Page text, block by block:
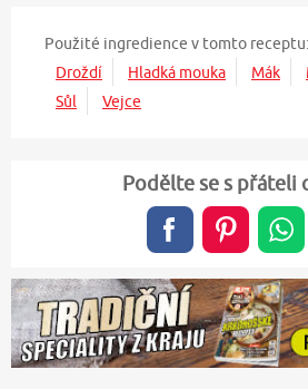
Použité ingredience v tomto receptu:
Droždí
Hladká mouka Mák
Sůl
Vejce
Podělte se s přáteli